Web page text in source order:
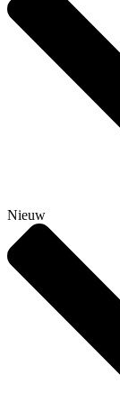
Nieuw